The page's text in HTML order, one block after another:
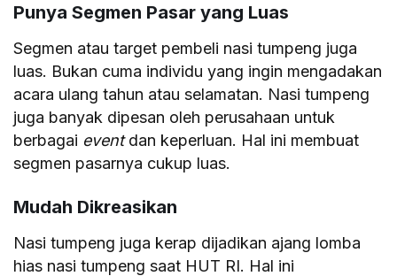
Punya Segmen Pasar yang Luas
Segmen atau target pembeli nasi tumpeng juga
luas. Bukan cuma individu yang ingin mengadakan
acara ulang tahun atau selamatan. Nasi tumpeng
juga banyak dipesan oleh perusahaan untuk
berbagai eventdan keperluan. Hal ini membuat
segmen pasarnya cukup luas.
Mudah Dikreasikan
Nasi tumpeng juga kerap dijadikan ajang lomba
hias nasi tumpeng saat HUT RI. Hal ini